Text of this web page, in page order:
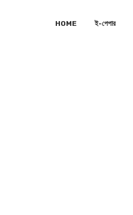
HOME ই-পেপার